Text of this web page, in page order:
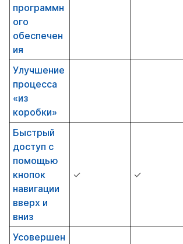
программн
ого
обеспечен
ия
Улучшение
процесса
«из
коробки»
Быстрый
доступ с
помощью
кнопок
навигации
вверх и
вниз
✓ ✓
Усовершен